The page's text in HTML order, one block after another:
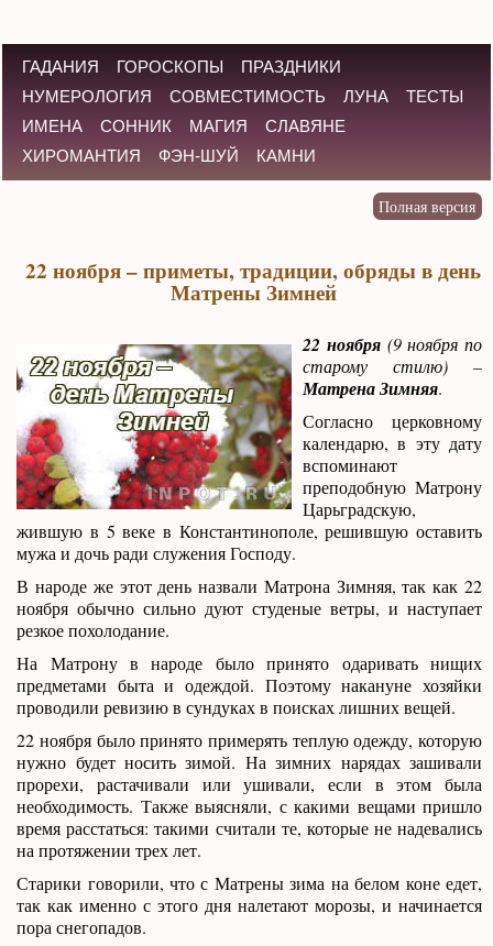
ГАДАНИЯ ГОРОСКОПЫ
ПРАЗДНИКИ
НУМЕРОЛОГИЯ
СОВМЕСТИМОСТЬ ЛУНА
ТЕСТЫ
ИМЕНА
СОННИК МАГИЯ
СЛАВЯНЕ
ХИРОМАНТИЯ
ФЭН-ШУЙ КАМНИ
22 ноября – приметы, традиции, обряды в день
Матрены Зимней
22 ноября(9 ноября по
старому стилю) –
Матрена Зимняя.
Согласно церковному
календарю, в эту дату
вспоминают
преподобную Матрону
Царьградскую,
жившую в 5 веке в Константинополе, решившую оставить
мужа и дочь ради служения Господу.
В народе же этот день назвали Матрона Зимняя, так как 22
ноября обычно сильно дуют студеные ветры, и наступает
резкое похолодание.
На Матрону в народе было принято одаривать нищих
предметами быта и одеждой. Поэтому накануне хозяйки
проводили ревизию в сундуках в поисках лишних вещей.
22 ноября было принято примерять теплую одежду, которую
нужно будет носить зимой. На зимних нарядах зашивали
прорехи, растачивали или ушивали, если в этом была
необходимость. Также выясняли, с какими вещами пришло
время расстаться: такими считали те, которые не надевались
на протяжении трех лет.
Старики говорили, что с Матрены зима на белом коне едет,
так как именно с этого дня налетают морозы, и начинается
пора снегопадов.